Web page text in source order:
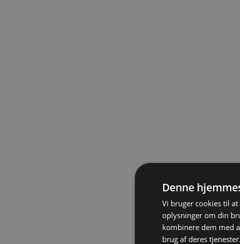
Denne
Vi bruger cookies til
oplysninger om din
kombinere dem med
brug af deres tjenester.